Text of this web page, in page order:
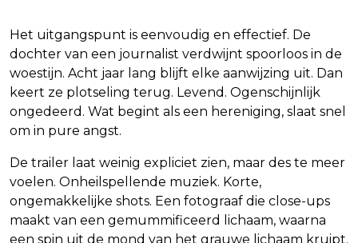
Het uitgangspunt is eenvoudig en effectief. De
dochter van een journalist verdwijnt spoorloos in de
woestijn. Acht jaar lang blijft elke aanwijzing uit. Dan
keert ze plotseling terug. Levend. Ogenschijnlijk
ongedeerd. Wat begint als een hereniging, slaat snel
om in pure angst.
De trailer laat weinig expliciet zien, maar des te meer
voelen. Onheilspellende muziek. Korte,
ongemakkelijke shots. Een fotograaf die close-ups
maakt van een gemummificeerd lichaam, waarna
een spin uit de mond van het grauwe lichaam kruipt.